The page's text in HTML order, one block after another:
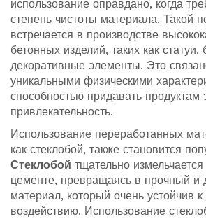
использование оправдано, когда
степень чистоты материала. Такой
встречается в производстве
бетонных изделий, таких как статуи,
декоративные элементы. Это
уникальными физическими
способностью придавать продуктам
привлекательность.
Использование переработанных
как стеклобой, также становится
Стеклобой тщательно
цементе, превращаясь в прочный и
материал, который очень устойчив
воздействию. Использование